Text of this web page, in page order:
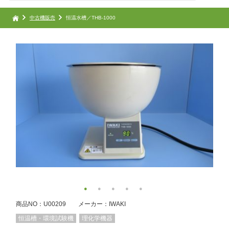
中古機販売 恒温水槽／THB-1000
商品NO：U00209 メーカー：IWAKI
恒温槽・環境試験機
理化学機器